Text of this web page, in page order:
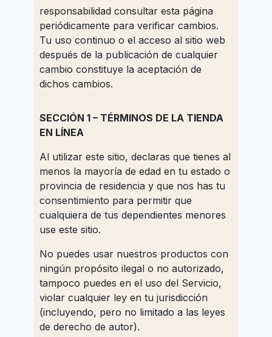
responsabilidad consultar esta página
periódicamente para verificar cambios.
Tu uso continuo o el acceso al sitio web
después de la publicación de cualquier
cambio constituye la aceptación de
dichos cambios.
SECCIÓN 1 – TÉRMINOS DE LA TIENDA
EN LÍNEA
Al utilizar este sitio, declaras que tienes al
menos la mayoría de edad en tu estado o
provincia de residencia y que nos has tu
consentimiento para permitir que
cualquiera de tus dependientes menores
use este sitio.
No puedes usar nuestros productos con
ningún propósito ilegal o no autorizado,
tampoco puedes en el uso del Servicio,
violar cualquier ley en tu jurisdicción
(incluyendo, pero no limitado a las leyes
de derecho de autor).